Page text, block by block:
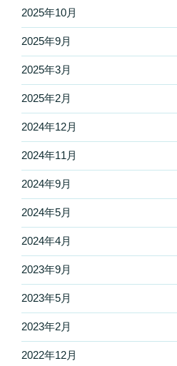
2025年10月
2025年9月
2025年3月
2025年2月
2024年12月
2024年11月
2024年9月
2024年5月
2024年4月
2023年9月
2023年5月
2023年2月
2022年12月